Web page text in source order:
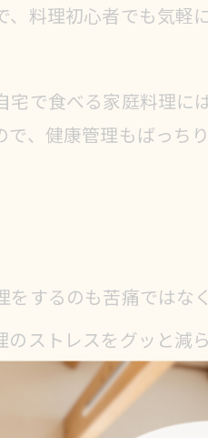
料理初心者でも気軽
で食べる家庭料理
、健康管理もばっ
するのも苦痛ではな
ストレスをグッと
できます。
さんに作り置きをお